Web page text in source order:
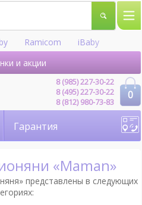
Ramicom
iBaby
и акции
0
8 (985) 227-30-22
8 (495) 227-30-22
8 (812) 980-73-83
Гарантия
«Maman»
представлены в следующих